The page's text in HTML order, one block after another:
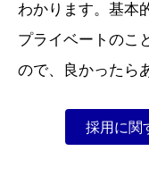
わかります。基本
プライベートのこ
ので、良かったら
採用に関